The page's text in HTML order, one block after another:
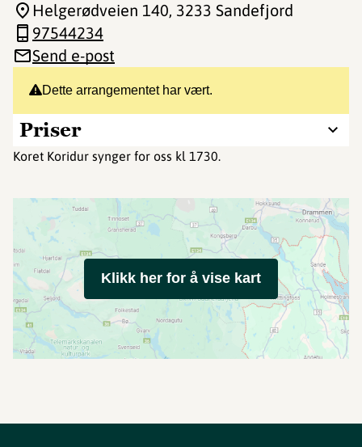
Dette arrangementet har vært.
Priser
Koret Koridur synger for oss kl 1730.
Helgerødveien 140, 3233 Sandefjord
97544234
Send e-post
Klikk her for å vise kart